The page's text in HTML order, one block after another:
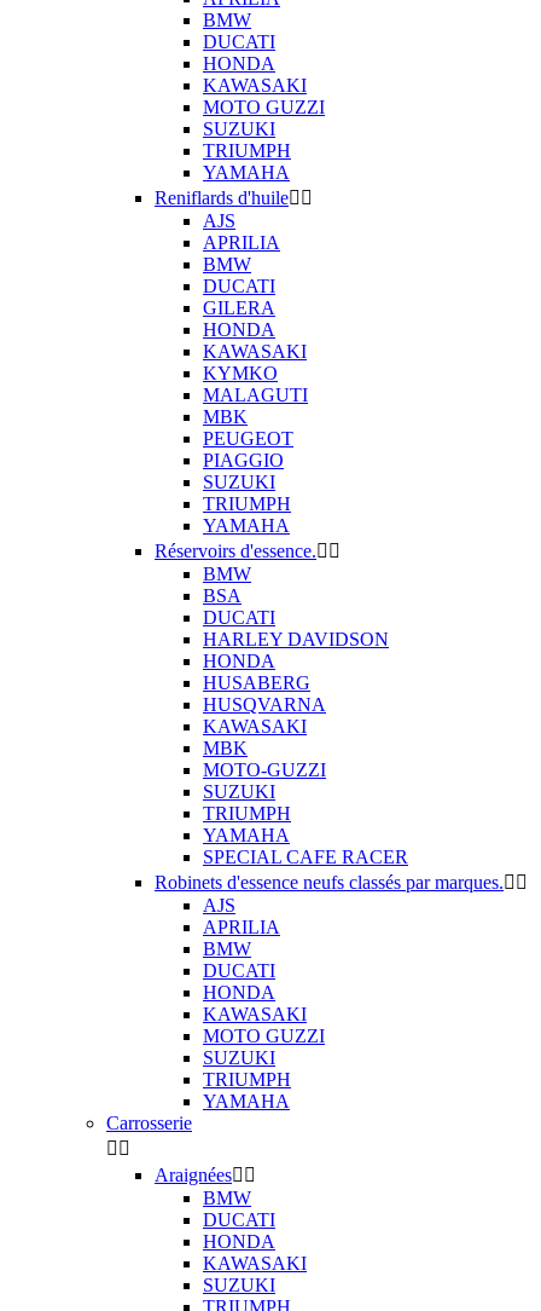
BMW
DUCATI
HONDA
KAWASAKI
MOTO GUZZI
SUZUKI
TRIUMPH
YAMAHA
Reniflards d'huile 
AJS
APRILIA
BMW
DUCATI
GILERA
HONDA
KAWASAKI
KYMKO
MALAGUTI
MBK
PEUGEOT
PIAGGIO
SUZUKI
TRIUMPH
YAMAHA
Réservoirs d'essence. 
BMW
BSA
DUCATI
HARLEY DAVIDSON
HONDA
HUSABERG
HUSQVARNA
KAWASAKI
MBK
MOTO-GUZZI
SUZUKI
TRIUMPH
YAMAHA
SPECIAL CAFE RACER
Robinets d'essence neufs classés par marques. 
AJS
APRILIA
BMW
DUCATI
HONDA
KAWASAKI
MOTO GUZZI
SUZUKI
TRIUMPH
YAMAHA
Carrosserie
 
Araignées 
BMW
DUCATI
HONDA
KAWASAKI
SUZUKI
TRIUMPH